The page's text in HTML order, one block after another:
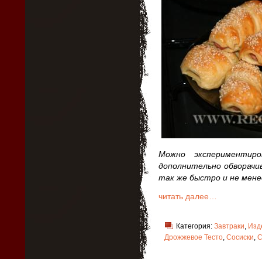
Можно
дополнительно
так же быстро и не
читать далее…
Категория: Завтраки,
Дрожжевое Тесто, Сосиски,